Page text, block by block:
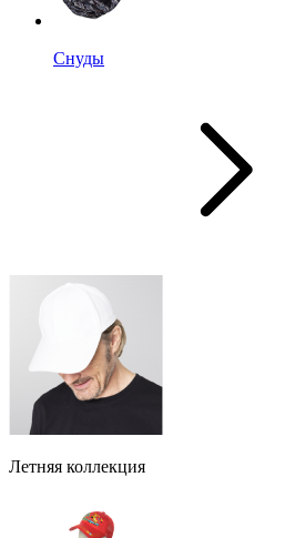
Снуды
Летняя коллекция